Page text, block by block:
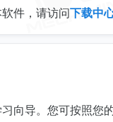
件，请访问下载中
向导。您可按照您